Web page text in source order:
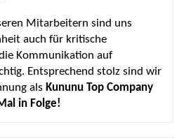
Mitarbeitern sind uns
auch für kritische
Kommunikation auf
Entsprechend stolz sind wir
als Kununu Top Company
in Folge!